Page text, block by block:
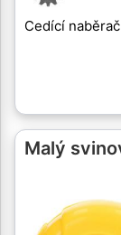
Cedící
Malý